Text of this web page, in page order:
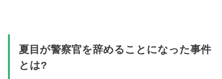
夏目が警察官を辞めることになった事件
とは?